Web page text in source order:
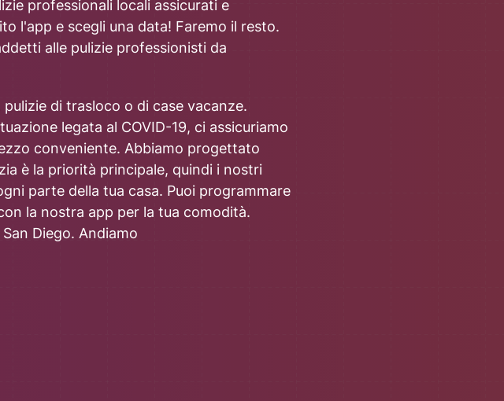
professionali locali assicurati e
l'app e scegli una data! Faremo il resto.
alle pulizie professionisti da
di trasloco o di case vacanze.
legata al COVID-19, ci assicuriamo
conveniente. Abbiamo progettato
è la priorità principale, quindi i nostri
parte della tua casa. Puoi programmare
la nostra app per la tua comodità.
Diego. Andiamo